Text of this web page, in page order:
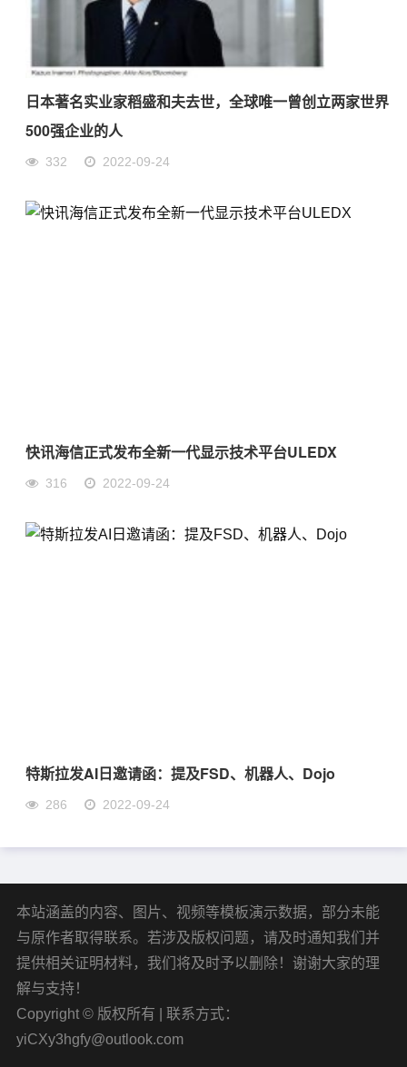
日本著名实业家稻盛和夫去世，全球唯一曾创立两家世界
500强企业的人
332 2022-09-24
快讯海信正式发布全新一代显示技术平台ULEDX
316 2022-09-24
特斯拉发AI日邀请函：提及FSD、机器人、Dojo
286 2022-09-24
本站涵盖的内容、图片、视频等模板演示数据，部分未能
与原作者取得联系。若涉及版权问题，请及时通知我们并
提供相关证明材料，我们将及时予以删除！谢谢大家的理
解与支持！
Copyright © 版权所有 | 联系方式：
yiCXy3hgfy@outlook.com